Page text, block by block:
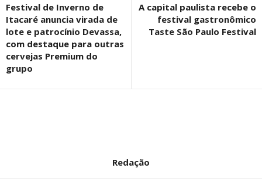
Festival de Inverno de
Itacaré anuncia virada de
lote e patrocínio Devassa,
com destaque para outras
cervejas Premium do
grupo
A capital paulista recebe o
festival gastronômico
Taste São Paulo Festival
Redação